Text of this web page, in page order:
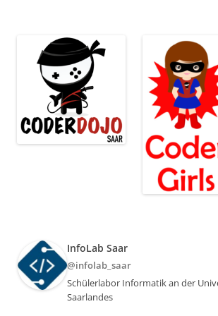
InfoLab Saar
@infolab_saar
Schülerlabor Informatik an der
Saarlandes